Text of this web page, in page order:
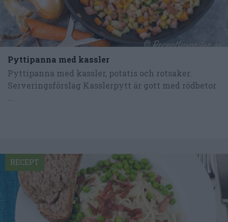
Pyttipanna med kassler
Pyttipanna med kassler, potatis och rotsaker.
Serveringsförslag Kasslerpytt är gott med rödbetor
...
RECEPT